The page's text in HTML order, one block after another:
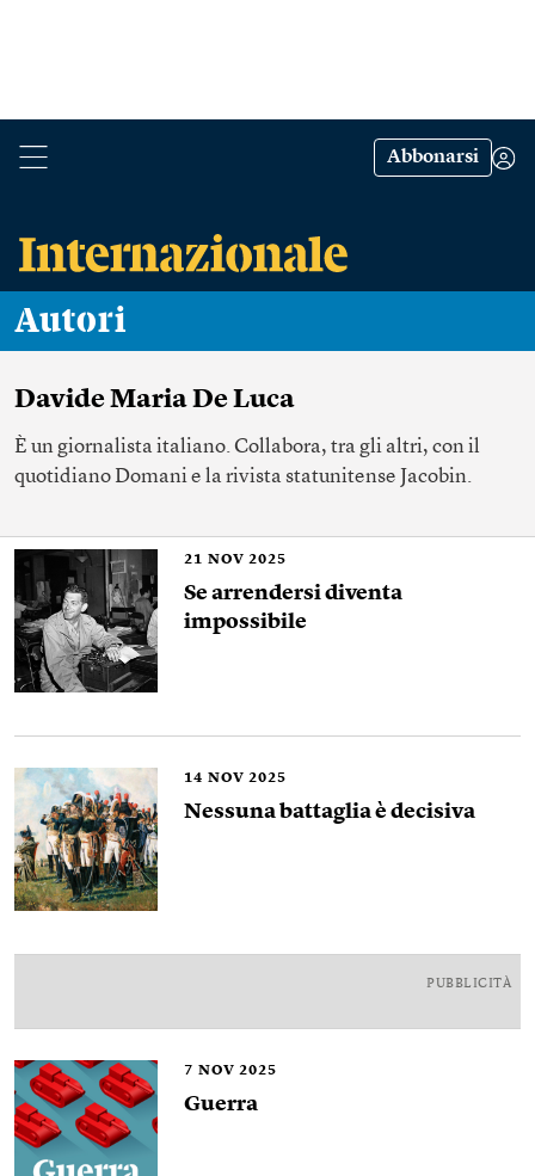
Abbonarsi
Autori
Davide Maria De Luca
È un giornalista italiano. Collabora, tra gli altri, con il
quotidiano Domani e la rivista statunitense Jacobin.
21 NOV 2025
Se arrendersi diventa
impossibile
14 NOV 2025
Nessuna battaglia è decisiva
PUBBLICITÀ
7 NOV 2025
Guerra